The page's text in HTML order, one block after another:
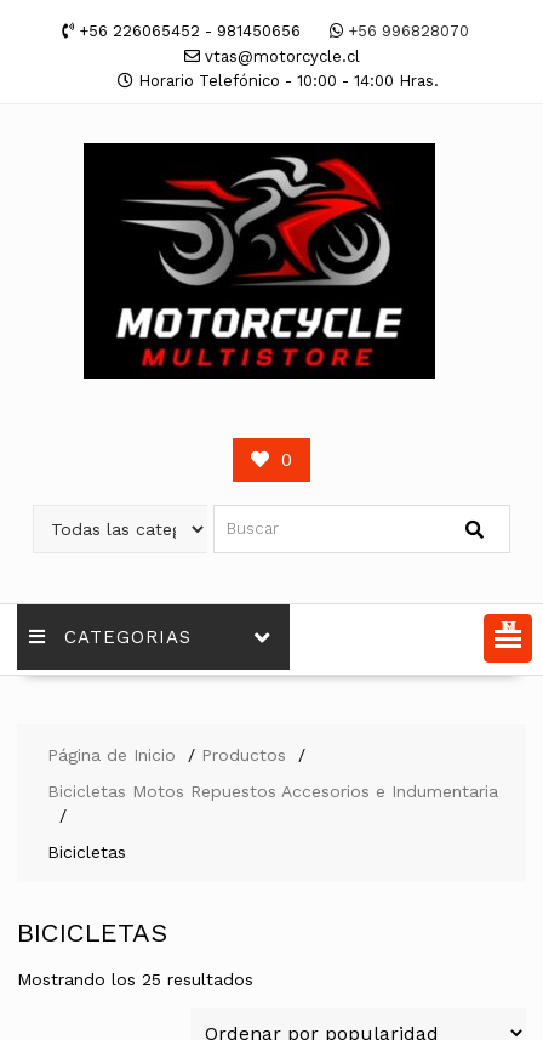
contenido+56 226065452 - 981450656
+56 996828070
vtas@motorcycle.cl
Horario Telefónico - 10:00 - 14:00 Hras.
0
CATEGORIAS MENU
Página de Inicio
Productos
Bicicletas Motos Repuestos Accesorios e Indumentaria
Bicicletas
BICICLETAS
Mostrando los 25 resultadosOrdenado
popularidad